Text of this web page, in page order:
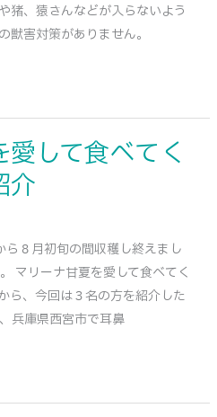
猪、猿さんなどが入らないよう
獣害対策がありません。
して食べてく
介
８月初旬の間収穫し終えまし
マリーナ甘夏を愛して食べてく
ら、今回は３名の方を紹介した
兵庫県西宮市で耳鼻